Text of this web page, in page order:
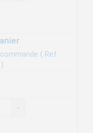
( Ref :
-